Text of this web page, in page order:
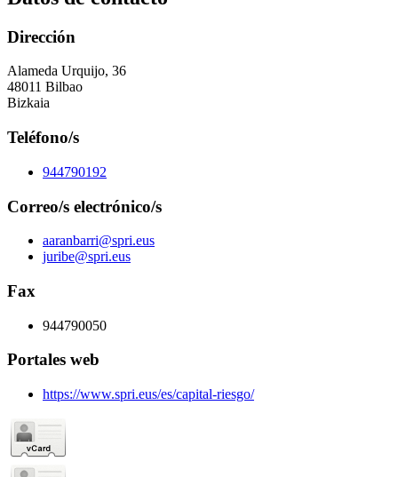
Dirección
Alameda Urquijo, 36
48011 Bilbao
Bizkaia
Teléfono/s
944790192
Correo/s electrónico/s
aaranbarri@spri.eus
juribe@spri.eus
Fax
944790050
Portales web
https://www.spri.eus/es/capital-riesgo/